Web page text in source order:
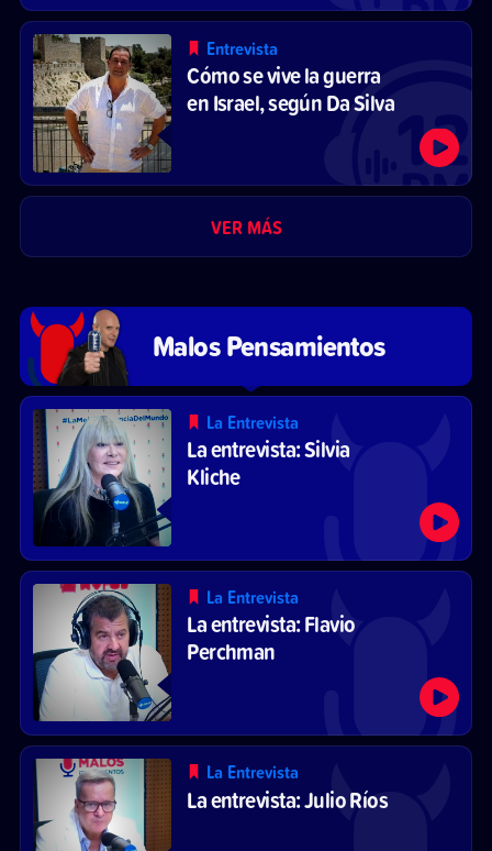
Entrevista
Cómo se vive la guerra
en Israel, según Da Silva
VER MÁS
Malos Pensamientos
La Entrevista
La entrevista: Silvia
Kliche
La Entrevista
La entrevista: Flavio
Perchman
La Entrevista
La entrevista: Julio Ríos